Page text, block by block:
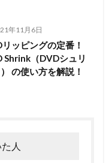
年11月6日
ッピングの定番！
Shrink（DVDシュリ
の使い方を解説！
人